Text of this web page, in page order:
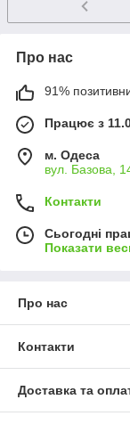
Про нас
91%
Працює з
м. Одеса
вул. Базова,
Контакти
Сьогодні
Показати
Про нас
Контакти
Доставка та